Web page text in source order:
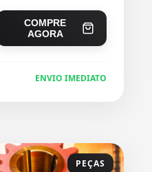
COMPRE
AGORA
ENVIO IMEDIATO
PEÇAS